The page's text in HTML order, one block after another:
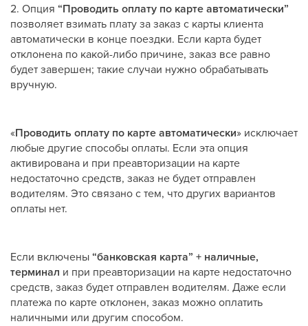
2. Опция “Проводить оплату по карте автоматически”
позволяет взимать плату за заказ с карты клиента
автоматически в конце поездки. Если карта будет
отклонена по какой-либо причине, заказ все равно
будет завершен; такие случаи нужно обрабатывать
вручную.
«Проводить оплату по карте автоматически» исключает
любые другие способы оплаты. Если эта опция
активирована и при преавторизации на карте
недостаточно средств, заказ не будет отправлен
водителям. Это связано с тем, что других вариантов
оплаты нет.
Если включены“банковская карта” + наличные,
терминал и при преавторизации на карте недостаточно
средств, заказ будет отправлен водителям. Даже если
платежа по карте отклонен, заказ можно оплатить
наличными или другим способом.